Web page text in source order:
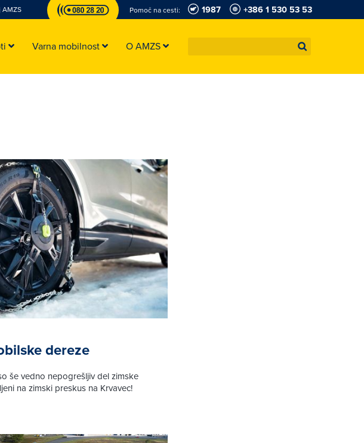
AMZS Pomoč na cesti: 1987 +386 1 530 53 53
Varna mobilnost O AMZS
dereze
še vedno nepogrešljiv del zimske
na zimski preskus na Krvavec!